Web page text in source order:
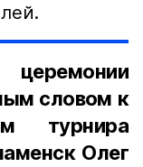
словом к
турнира
Олег